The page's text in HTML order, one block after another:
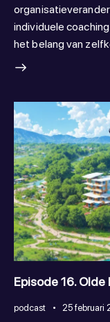
individuele
het belang van
Episode 16.
podcast 25 februari